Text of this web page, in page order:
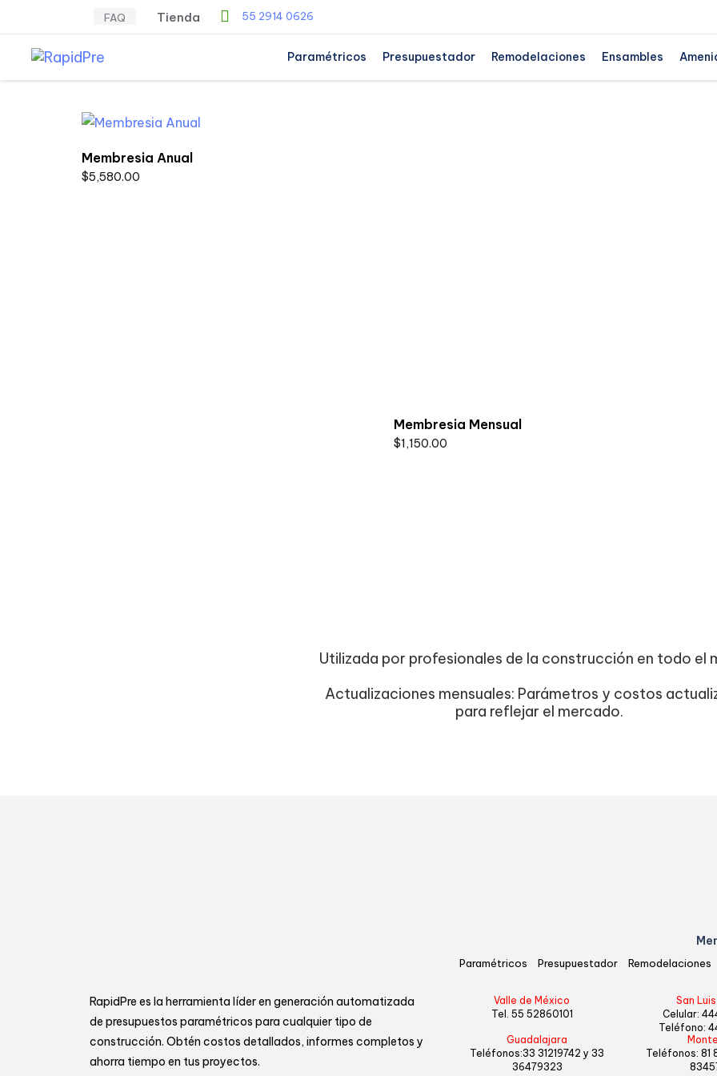
FAQ Tienda 55 2914 0626
Paramétricos Presupuestador Remodelaciones Ensambles
Membresia Anual
$5,580.00
Membresia Mensual
$1,150.00
Utilizada por profesionales de la construcción en todo el
Actualizaciones mensuales: Parámetros y costos
para reflejar el mercado.
RapidPre es la herramienta líder en generación automatizada
de presupuestos paramétricos para cualquier tipo de
construcción. Obtén costos detallados, informes completos y
ahorra tiempo en tus proyectos.
Paramétricos Presupuestador Remodelaciones
Valle de México
Tel. 55 52860101
San
Celular:
Teléfono:
Guadalajara
Teléfonos:33 31219742 y33
36479323
Teléfonos:81